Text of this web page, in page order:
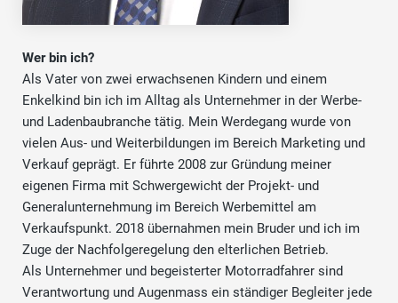
Wer bin ich?
Als Vater von zwei erwachsenen Kindern und einem
Enkelkind bin ich im Alltag als Unternehmer in der Werbe-
und Ladenbaubranche tätig. Mein Werdegang wurde von
vielen Aus- und Weiterbildungen im Bereich Marketing und
Verkauf geprägt. Er führte 2008 zur Gründung meiner
eigenen Firma mit Schwergewicht der Projekt- und
Generalunternehmung im Bereich Werbemittel am
Verkaufspunkt. 2018 übernahmen mein Bruder und ich im
Zuge der Nachfolgeregelung den elterlichen Betrieb.
Als Unternehmer und begeisterter Motorradfahrer sind
Verantwortung und Augenmass ein ständiger Begleiter jede